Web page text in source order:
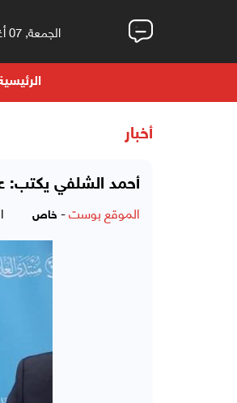
الجمعة, 07 أغسطس, 2026 07:30 صباحاً
أخبار
أحمد الشلفي يكتب:
الموقع بوست- خاص